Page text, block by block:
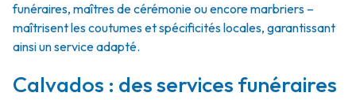
funéraires, maîtres de cérémonie ou encore marbriers –
maîtrisent les coutumes et spécificités locales, garantissant
ainsi un service adapté.
Calvados : des services funéraires